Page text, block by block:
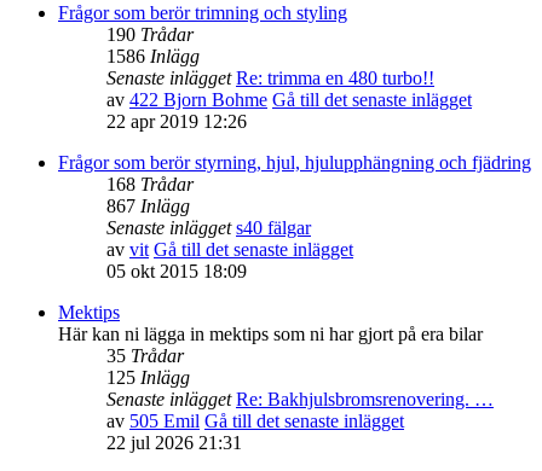
Frågor som berör trimning och styling
190 Trådar
1586 Inlägg
Senaste inlägget Re: trimma en 480 turbo!!
av 422 Bjorn Bohme Gå till det senaste inlägget
22 apr 2019 12:26
Frågor som berör styrning, hjul, hjulupphängning och fjädring
168 Trådar
867 Inlägg
Senaste inlägget s40 fälgar
av vit Gå till det senaste inlägget
05 okt 2015 18:09
Mektips
Här kan ni lägga in mektips som ni har gjort på era bilar
35 Trådar
125 Inlägg
Senaste inlägget Re: Bakhjulsbromsrenovering. …
av 505 Emil Gå till det senaste inlägget
22 jul 2026 21:31